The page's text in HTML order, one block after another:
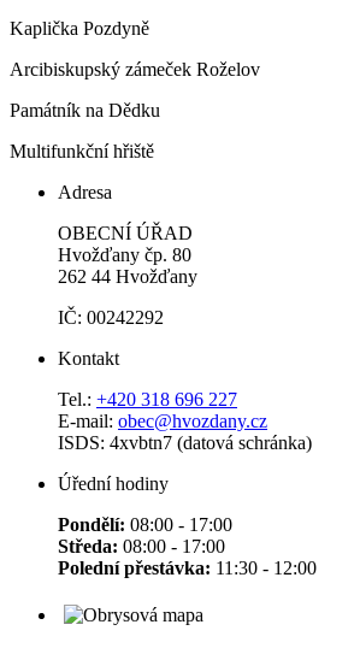
Kaplička Pozdyně
Arcibiskupský zámeček Roželov
Památník na Dědku
Multifunkční hřiště
Adresa
OBECNÍ ÚŘAD
Hvožďany čp. 80
262 44 Hvožďany
IČ: 00242292
Kontakt
Tel.: +420 318 696 227
E-mail: obec@hvozdany.cz
ISDS: 4xvbtn7 (datová schránka)
Úřední hodiny
Pondělí: 08:00 - 17:00
Středa: 08:00 - 17:00
Polední přestávka: 11:30 - 12:00